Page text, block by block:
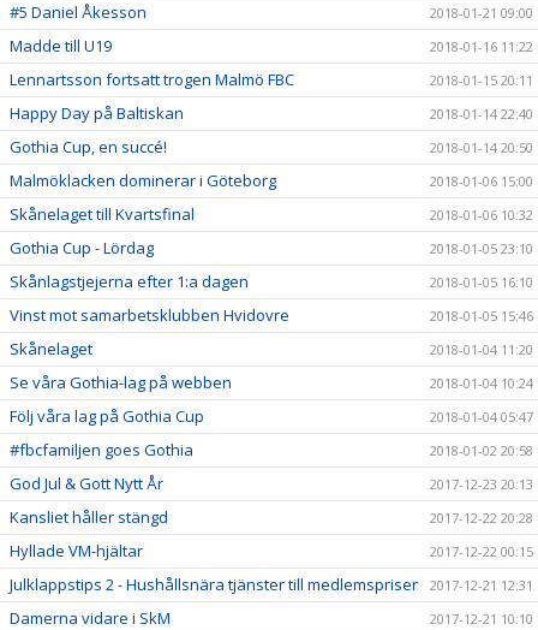
#5 Daniel Åkesson 2018-01-21 09:00
Madde till U19 2018-01-16 11:22
Lennartsson fortsatt trogen Malmö FBC 2018-01-15 20:11
Happy Day på Baltiskan 2018-01-14 22:40
Gothia Cup, en succé! 2018-01-14 20:50
Malmöklacken dominerar i Göteborg 2018-01-06 15:00
Skånelaget till Kvartsfinal 2018-01-06 10:32
Gothia Cup - Lördag 2018-01-05 23:10
Skånlagstjejerna efter 1:a dagen 2018-01-05 16:10
Vinst mot samarbetsklubben Hvidovre 2018-01-05 15:46
Skånelaget 2018-01-04 11:20
Se våra Gothia-lag på webben 2018-01-04 10:24
Följ våra lag på Gothia Cup 2018-01-04 05:47
#fbcfamiljen goes Gothia 2018-01-02 20:58
God Jul & Gott Nytt År 2017-12-23 20:13
Kansliet håller stängd 2017-12-22 20:28
Hyllade VM-hjältar 2017-12-22 00:15
Julklappstips 2 - Hushållsnära tjänster till medlemspriser 2017-12-21 12:31
Damerna vidare i SkM 2017-12-21 10:10